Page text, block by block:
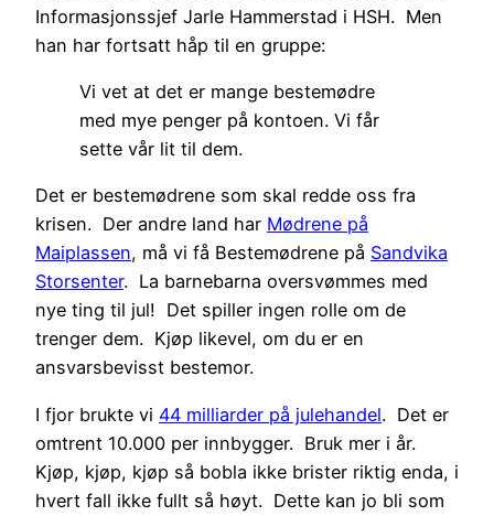
Informasjonssjef Jarle Hammerstad i HSH. Men
han har fortsatt håp til en gruppe:
Vi vet at det er mange bestemødre
med mye penger på kontoen. Vi får
sette vår lit til dem.
Det er bestemødrene som skal redde oss fra
krisen. Der andre land har Mødrene på
Maiplassen, må vi få Bestemødrene på Sandvika
Storsenter. La barnebarna oversvømmes med
nye ting til jul! Det spiller ingen rolle om de
trenger dem. Kjøp likevel, om du er en
ansvarsbevisst bestemor.
I fjor brukte vi 44 milliarder på julehandel. Det er
omtrent 10.000 per innbygger. Bruk mer i år.
Kjøp, kjøp, kjøp så bobla ikke brister riktig enda, i
hvert fall ikke fullt så høyt. Dette kan jo bli som